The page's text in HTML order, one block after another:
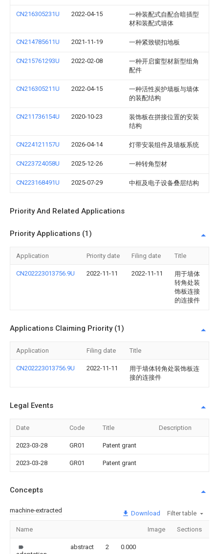
CN216305231U 2022-04-15
一种装配式自配合暗插型
材和装配式墙体
CN214785611U 2021-11-19 一种紧致锁扣地板
CN215761293U 2022-02-08
一种开启窗型材新型组角
配件
CN216305211U 2022-04-15
一种活性炭护墙板与墙体
的装配结构
CN211736154U 2020-10-23
装饰板在拼接位置的安装
结构
CN224121157U 2026-04-14 灯带安装组件及墙板系统
CN223724058U 2025-12-26 一种转角型材
CN223168491U 2025-07-29 中框及电子设备叠层结构
Priority And Related Applications
Priority Applications (1)
Application Priority date Filing date Title
CN202223013756.9U 2022-11-11 2022-11-11
用于墙体
转角处装
饰板连接
的连接件
Applications Claiming Priority (1)
Application Filing date Title
CN202223013756.9U 2022-11-11
用于墙体转角处装饰板连
接的连接件
Legal Events
Date Code Title Description
2023-03-28 GR01 Patent grant
2023-03-28 GR01 Patent grant
Concepts
machine-extracted Download Filter table
Name Image Sections
abstract 2 0.000